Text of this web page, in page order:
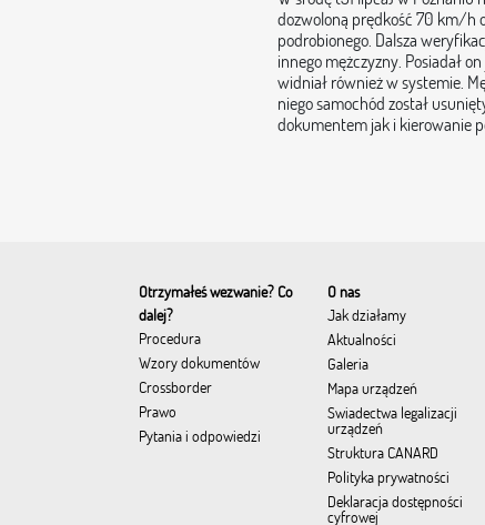
dozwoloną prędkość 70 km/h
podrobionego. Dalsza
innego mężczyzny. Posiadał
widniał również w systemie.
niego samochód został
dokumentem jak i kierowanie
Otrzymałeś wezwanie? Co
dalej?
Procedura
Wzory dokumentów
Crossborder
Prawo
Pytania i odpowiedzi
O nas
Jak działamy
Aktualności
Galeria
Mapa urządzeń
Świadectwa legalizacji
urządzeń
Struktura CANARD
Polityka prywatności
Deklaracja dostępności
cyfrowej